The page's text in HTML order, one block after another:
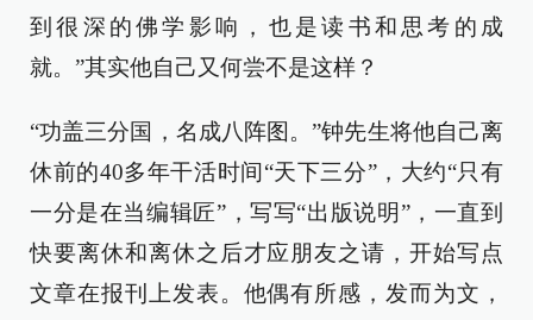
到很深的佛学影响，也是读书和思考的成
就。”其实他自己又何尝不是这样？
“功盖三分国，名成八阵图。”钟先生将他自己离
休前的40多年干活时间“天下三分”，大约“只有
一分是在当编辑匠”，写写“出版说明”，一直到
快要离休和离休之后才应朋友之请，开始写点
文章在报刊上发表。他偶有所感，发而为文，